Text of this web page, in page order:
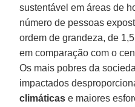
sustentável em áreas de
número de pessoas
ordem de grandeza, de
em comparação com o
Os mais pobres da
impactados
climáticas e maiores